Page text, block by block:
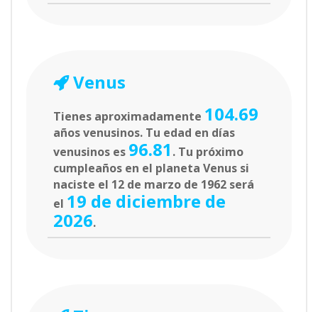
Venus
Tienes aproximadamente 104.69
años venusinos. Tu edad en días
venusinos es 96.81 . Tu próximo
cumpleaños en el planeta Venus si
naciste el 12 de marzo de 1962 será
el 19 de diciembre de
2026.